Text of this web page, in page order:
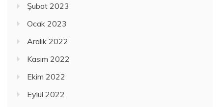
Şubat 2023
Ocak 2023
Aralık 2022
Kasım 2022
Ekim 2022
Eylül 2022